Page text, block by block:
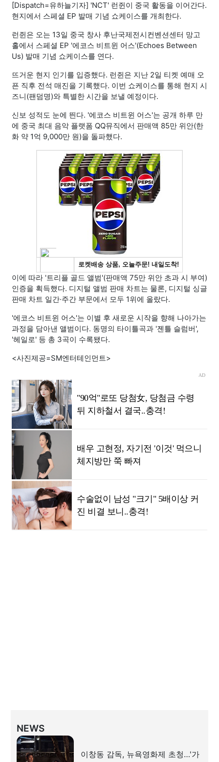
[Dispatch=유하늘기자] 'NCT' 런쥔이 중국 활동을 이어간다.
현지에서 스페셜 EP 발매 기념 쇼케이스를 개최한다.
런쥔은 오는 13일 중국 창사 후난국제전시컨벤션센터 망고
홀에서 스페셜 EP '에코스 비트윈 어스'(Echoes Between
Us) 발매 기념 쇼케이스를 연다.
뜨거운 현지 인기를 입증했다. 런쥔은 지난 2일 티켓 예매 오
픈 직후 전석 매진을 기록했다. 이번 쇼케이스를 통해 현지 시
즈니(팬덤명)와 특별한 시간을 보낼 예정이다.
신보 성적도 눈에 띈다. '에코스 비트윈 어스'는 공개 하루 만
에 중국 최대 음악 플랫폼 QQ뮤직에서 판매액 85만 위안(한
화 약 1억 9,000만 원)을 돌파했다.
이에 따라 '트리플 골드 앨범'(판매액 75만 위안 초과 시 부여)
인증을 획득했다. 디지털 앨범 판매 차트는 물론, 디지털 싱글
판매 차트 일간·주간 부문에서 모두 1위에 올랐다.
'에코스 비트윈 어스'는 이별 후 새로운 시작을 향해 나아가는
과정을 담아낸 앨범이다. 동명의 타이틀곡과 '젠틀 슬럼버',
'헤일로' 등 총 3곡이 수록됐다.
<사진제공=SM엔터테인먼트>
NEWS
이창동 감독, 뉴욕영화제 초청…'가